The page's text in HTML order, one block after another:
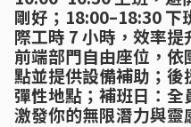
剛好；18:00–18:30 下
際工時 7 小時，效率提
前端部門自由座位，
點並提供設備補助；後
彈性地點；補班日：全
激發你的無限潛力與靈